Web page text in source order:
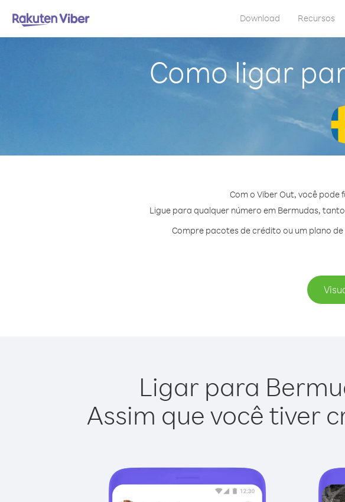
Download Recursos
Como ligar
Com o Viber Out, você pode
Ligue para qualquer número em Bermudas,
Compre pacotes de crédito ou um plano
Ligar para
Assim que você tiver